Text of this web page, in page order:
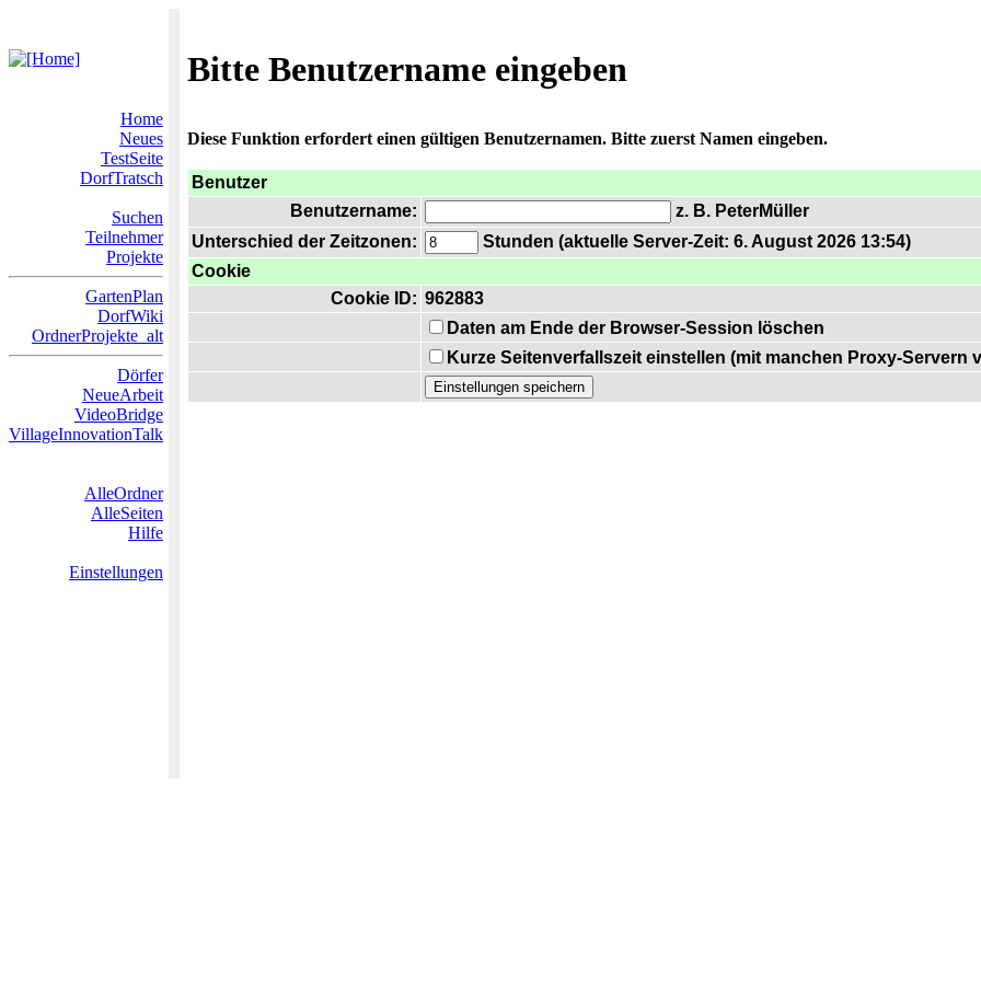
Bitte Benutzername eingeben
Home
Neues
TestSeite
DorfTratsch
Suchen
Teilnehmer
Projekte
GartenPlan
DorfWiki
OrdnerProjekte_alt
Dörfer
NeueArbeit
VideoBridge
VillageInnovationTalk
AlleOrdner
AlleSeiten
Hilfe
Einstellungen
Diese Funktion erfordert einen gültigen Benutzernamen. Bitte zuerst Namen eingeben.
Benutzer
Benutzername:
z. B. PeterMüller
Unterschied der Zeitzonen:
Stunden (aktuelle Server-Zeit: 6. August 2026 13:54)
Cookie
Cookie ID: 962883
Daten am Ende der Browser-Session löschen
Kurze Seitenverfallszeit einstellen (mit manchen Proxy-Servern